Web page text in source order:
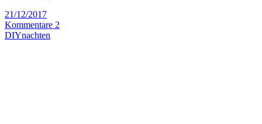
21/12/2017
Kommentare 2
DIYnachten